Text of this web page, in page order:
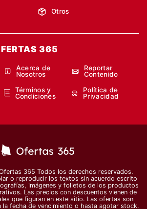
Otros
365
Acerca de
Nosotros
Reportar
Contenido
Términos y
Condiciones
Política de
Privacidad
365 Todos los derechos reservados.
o reproducir los textos sin acuerdo escrito
imágenes y folletos de los productos
Las precios con descuentos vienen de
que figuran en este sitio. Las ofertas son
la fecha de vencimiento o hasta agotar stock.